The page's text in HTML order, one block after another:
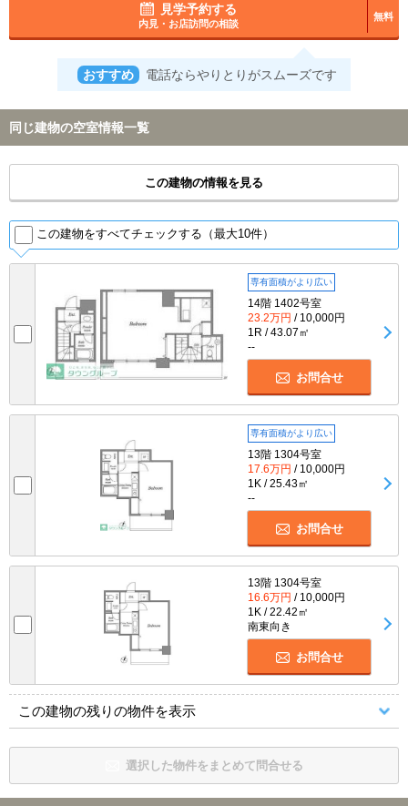
見学予約する
内見・お店訪問の相談
無料
おすすめ 電話ならやりとりがスムーズです
同じ建物の空室情報一覧
この建物の情報を見る
この建物をすべてチェックする（最大10件）
専有面積がより広い
14階 1402号室
23.2万円 / 10,000円
1R / 43.07㎡
--
お問合せ
専有面積がより広い
13階 1304号室
17.6万円 / 10,000円
1K / 25.43㎡
--
お問合せ
13階 1304号室
16.6万円 / 10,000円
1K / 22.42㎡
南東向き
お問合せ
この建物の残りの物件を表示
選択した物件をまとめて問合せる